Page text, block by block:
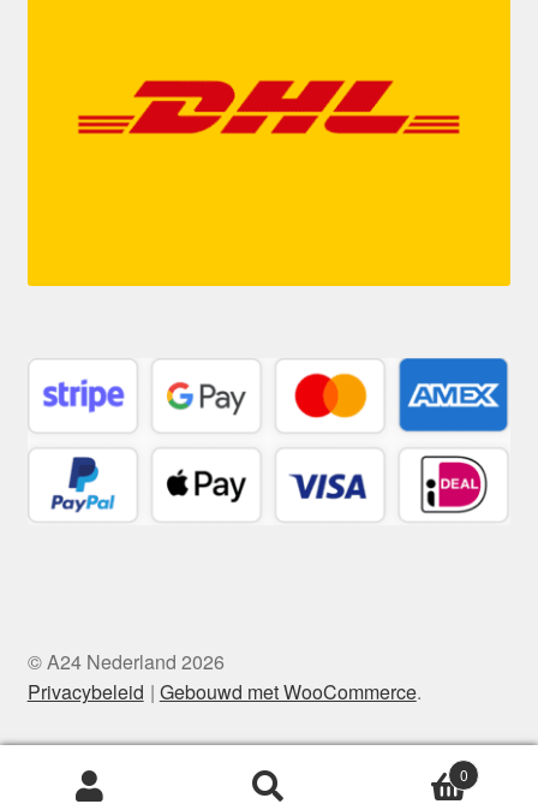
© A24 Nederland 2026
Privacybeleid
Gebouwd met WooCommerce.
Zoeken
0